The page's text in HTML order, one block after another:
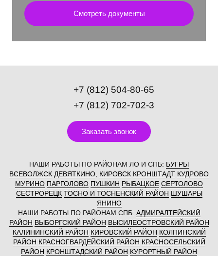
Смотреть документы
+7 (812) 504-80-65
+7 (812) 702-702-3
Заказать звонок
НАШИ РАБОТЫ ПО РАЙОНАМ ЛО И СПБ: БУГРЫ
ВСЕВОЛЖСК ДЕВЯТКИНО КИРОВСК КРОНШТАДТ КУДРОВО
МУРИНО ПАРГОЛОВО ПУШКИН РЫБАЦКОЕ СЕРТОЛОВО
СЕСТРОРЕЦК ТОСНО И ТОСНЕНСКИЙ РАЙОН ШУШАРЫ
ЯНИНО
НАШИ РАБОТЫ ПО РАЙОНАМ СПБ: АДМИРАЛТЕЙСКИЙ
РАЙОН ВЫБОРГСКИЙ РАЙОН ВЫСИЛЕОСТРОВСКИЙ РАЙОН
КАЛИНИНСКИЙ РАЙОН КИРОВСКИЙ РАЙОН КОЛПИНСКИЙ
РАЙОН КРАСНОГВАРДЕЙСКИЙ РАЙОН КРАСНОСЕЛЬСКИЙ
РАЙОН КРОНШТАДСКИЙ РАЙОН КУРОРТНЫЙ РАЙОН